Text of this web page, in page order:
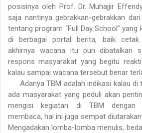
posisinya oleh Prof. Dr. Muhajjir
saja nantinya gebrakkan-gebrakkan
tentang program “Full Day School”
di berbagai portal berita, baik cetak
akhirnya wacana itu pun dibatalkan
respons masyarakat yang begitu
kalau sampai wacana tersebut benar
Adanya TBM adalah indikasi kalau
ada masyarakat yang peduli akan
mengisi kegiatan di TBM dengan
membaca, hal ini juga sempat
Mengadakan lomba-lomba menulis,